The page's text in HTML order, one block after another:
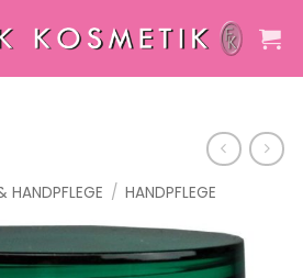
HANDPFLEGE / HANDPFLEGE